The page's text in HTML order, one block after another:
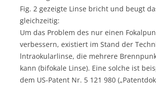
Fig. 2 gezeigte Linse bricht und beugt
gleichzeitig:
Um das Problem des nur einen
verbessern, existiert im Stand der
lntraokularlinse, die mehrere
kann (bifokale Linse). Eine solche ist
dem US-Patent Nr. 5 121 980